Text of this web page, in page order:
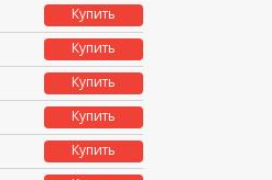
Купить
Купить
Купить
Купить
Купить